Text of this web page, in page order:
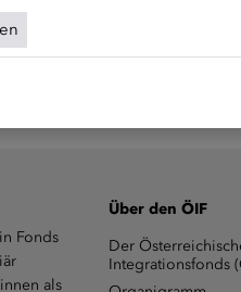
Fonds
als
Über den ÖIF
Der
Integrationsfonds